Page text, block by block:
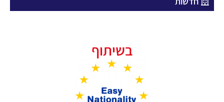
בשיתוף